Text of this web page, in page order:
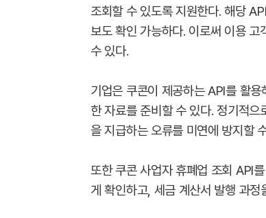
조회할 수 있도록 지원한다. 해당
보도 확인 가능하다. 이로써 이용
수 있다.
기업은 쿠콘이 제공하는 API를 활
한 자료를 준비할 수 있다. 정기적
을 지급하는 오류를 미연에 방지할
또한 쿠콘 사업자 휴폐업 조회 API
게 확인하고, 세금 계산서 발행 과